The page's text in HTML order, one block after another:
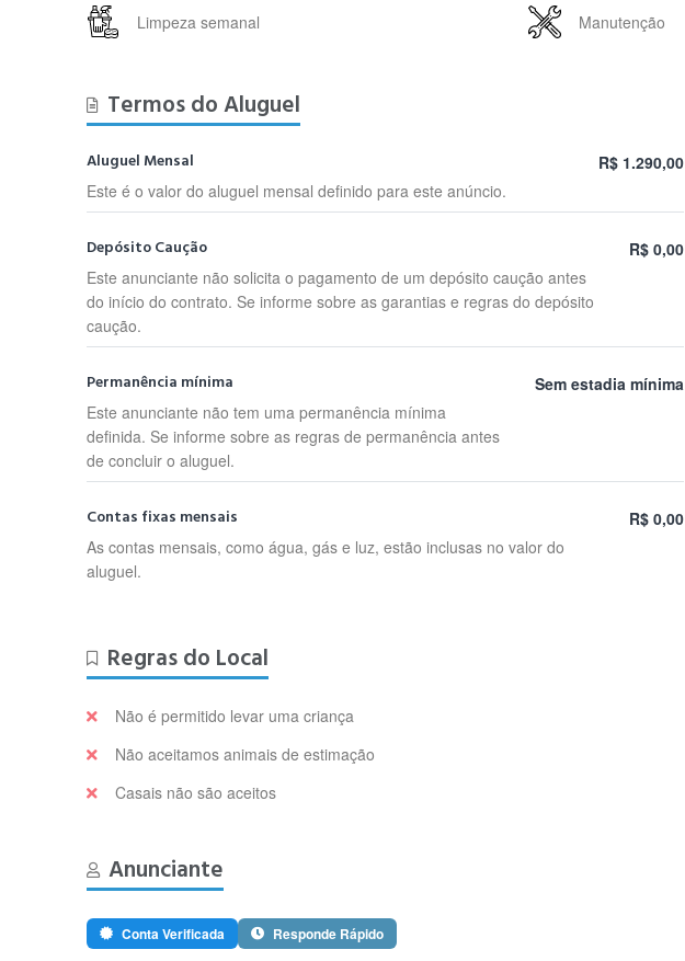
Limpeza semanal Manutenção
Termos do Aluguel
Aluguel Mensal
Este é o valor do aluguel mensal definido para este anúncio.
R$ 1.290,00
Depósito Caução
Este anunciante não solicita o pagamento de um depósito caução antes
do início do contrato. Se informe sobre as garantias e regras do depósito
caução.
R$ 0,00
Permanência mínima
Este anunciante não tem uma permanência mínima
definida. Se informe sobre as regras de permanência antes
de concluir o aluguel.
Sem estadia mínima
Contas fixas mensais
As contas mensais, como água, gás e luz, estão inclusas no valor do
aluguel.
R$ 0,00
Regras do Local
Não é permitido levar uma criança
Não aceitamos animais de estimação
Casais não são aceitos
Anunciante
Conta Verificada Responde Rápido